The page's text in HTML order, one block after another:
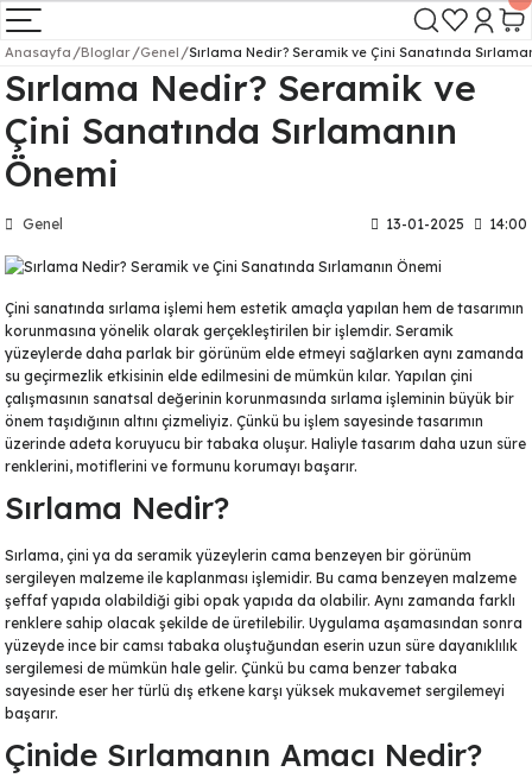
Ürünler Tabak Serisi
Çukur Tabak Serisi
Çukur Rölyefli Tabak Serisi
Lenger Tabak Serisi
Lenger Rölyefli Tabak Serisi
Kare Tabak Serisi
Damla Tabak Serisi
Kayık Tabak Serisi
Vazo Serisi
GENİŞ VAZO
GÖZYAŞI VAZO
RÖLYEF GÖZYAŞI VAZO
İNCİR VAZO
JASMİN VAZO
SİLİNDİR VAZO
HİTİT VAZO
Kase Serisi
V Kase Serisi
Kare Kase Serisi
Dörtgen Kase Serisi
Ayaklı Düz Kase Serisi
Çark Kase Serisi
Fırfır Kase Serisi
Gondol Kase Serisi
Kavanoz Serisi
BAL KÜP KAVANOZ
DİĞER KAVANOZLAR
ÇEMBER KAVANOZ
AYAKLI KAVANOZ
SİLİNDİR KAVANOZ
Serisi
Saksı Serisi
Serisi
- Toz Boyalar
Boyaları 900-1200°C (sıvı)
Hazır Çini - Seramik
1200°C (sıvı)
760-880 °C (toz pigment)
540-600 °C (toz pigment)
600-850°C (likit %8)
200 °C (sıvı)
850 °C (sıvı)
Sırları
Sırlar
Ürünler
Anasayfa Bloglar Genel Sırlama Nedir? Seramik ve Çini Sanatında
Sırlama Nedir? Seramik ve
Çini Sanatında Sırlamanın
Önemi
Genel 13-01-2025 14:00
Çini sanatında sırlama işlemi hem estetik amaçla yapılan hem de tasarımın
korunmasına yönelik olarak gerçekleştirilen bir işlemdir. Seramik
yüzeylerde daha parlak bir görünüm elde etmeyi sağlarken aynı zamanda
su geçirmezlik etkisinin elde edilmesini de mümkün kılar. Yapılan çini
çalışmasının sanatsal değerinin korunmasında sırlama işleminin büyük bir
önem taşıdığının altını çizmeliyiz. Çünkü bu işlem sayesinde tasarımın
üzerinde adeta koruyucu bir tabaka oluşur. Haliyle tasarım daha uzun süre
renklerini, motiflerini ve formunu korumayı başarır.
Sırlama Nedir?
Sırlama, çini ya da seramik yüzeylerin cama benzeyen bir görünüm
sergileyen malzeme ile kaplanması işlemidir. Bu cama benzeyen malzeme
şeffaf yapıda olabildiği gibi opak yapıda da olabilir. Aynı zamanda farklı
renklere sahip olacak şekilde de üretilebilir. Uygulama aşamasından sonra
yüzeyde ince bir camsı tabaka oluştuğundan eserin uzun süre dayanıklılık
sergilemesi de mümkün hale gelir. Çünkü bu cama benzer tabaka
sayesinde eser her türlü dış etkene karşı yüksek mukavemet sergilemeyi
başarır.
Çinide Sırlamanın Amacı Nedir?